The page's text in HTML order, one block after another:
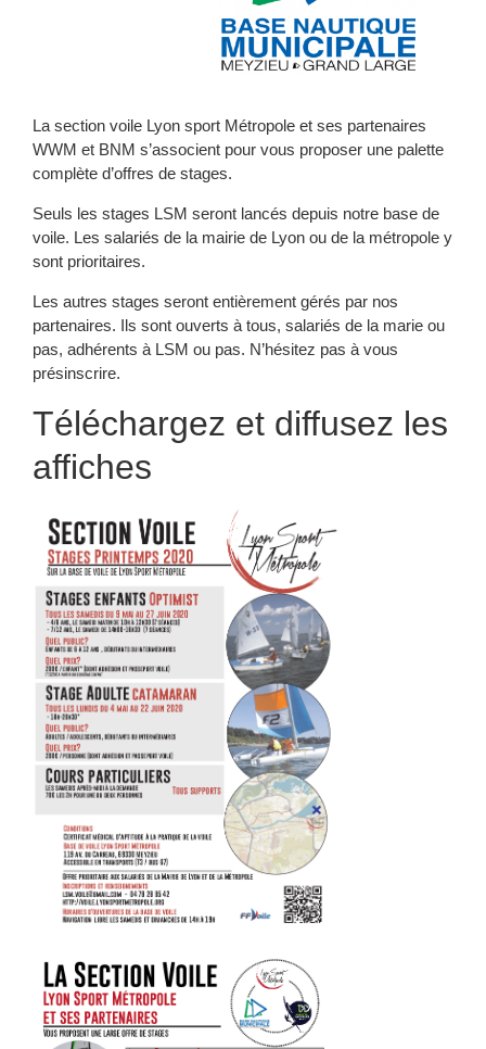
Accueil principal LSM
Nos sections sportives
La section voile Lyon sport Métropole et ses partenaires
WWM et BNM s’associent pour vous proposer une palette
complète d’offres de stages.
Seuls les stages LSM seront lancés depuis notre base de
voile. Les salariés de la mairie de Lyon ou de la métropole y
sont prioritaires.
Les autres stages seront entièrement gérés par nos
partenaires. Ils sont ouverts à tous, salariés de la marie ou
pas, adhérents à LSM ou pas. N’hésitez pas à vous
présinscrire.
Téléchargez et diffusez les
affiches